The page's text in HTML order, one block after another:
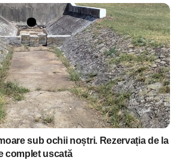
sub ochii noștri. Rezervația de la
complet uscată